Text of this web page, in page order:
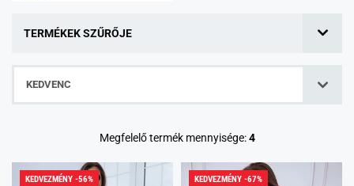
TERMÉKEK SZŰRŐJE
KEDVENC
Megfelelő termék mennyisége:4
KEDVEZMÉNY -56%
KEDVEZMÉNY -67%